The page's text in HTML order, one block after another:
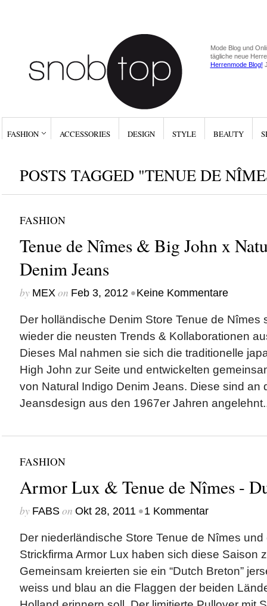
Mode Blog und
tägliche neue
Herrenmode Blog!
FASHION ACCESSORIES DESIGN STYLE BEAUTY
POSTS TAGGED "TENUE DE
FASHION
Tenue de Nîmes & Big John x
Denim Jeans
by MEXon Feb 3, 2012 •Keine Kommentare
Der holländische Denim Store Tenue de Nîmes
wieder die neusten Trends & Kollaborationen
Dieses Mal nahmen sie sich die traditionelle
High John zur Seite und entwickelten
von Natural Indigo Denim Jeans. Diese sind an
Jeansdesign aus den 1967er Jahren
FASHION
Armor Lux & Tenue de Nîmes -
by FABSon Okt 28, 2011 •1 Kommentar
Der niederländische Store Tenue de Nîmes
Strickfirma Armor Lux haben sich diese Saison
Gemeinsam kreierten sie ein “Dutch Breton”
weiss und blau an die Flaggen der beiden